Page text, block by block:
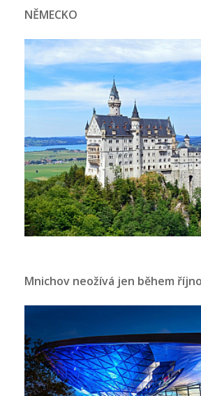
NĚMECKO
Mnichov neožívá jen během